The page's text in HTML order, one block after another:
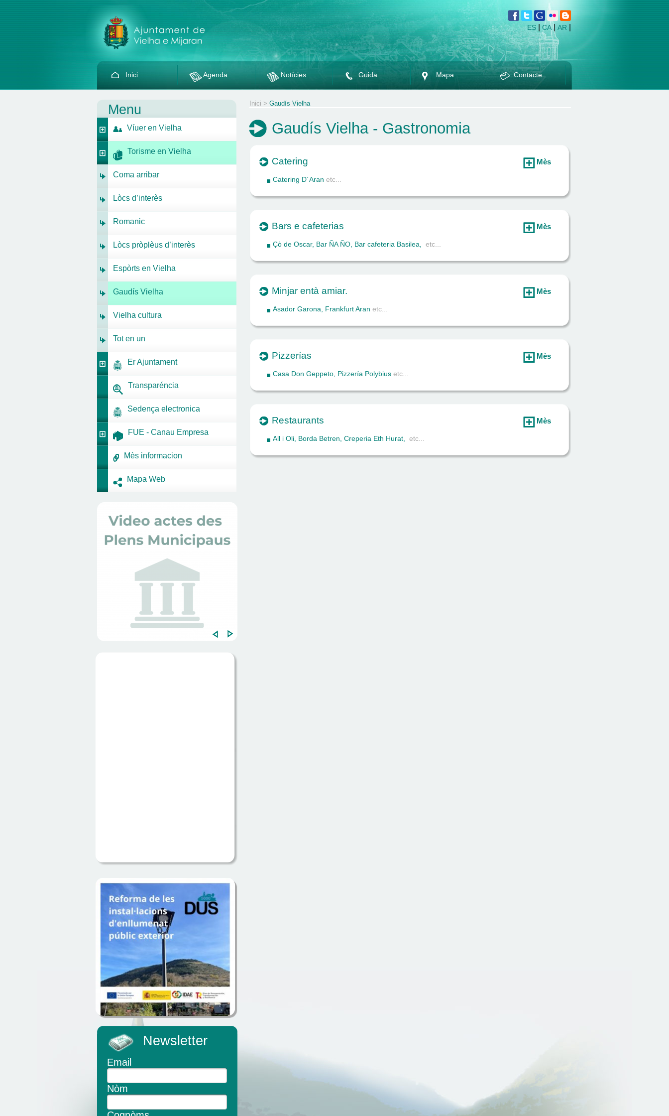
ES CA | AR
Inici Agenda Notícies Guida Mapa Contacte
Menu
Víuer en Vielha
Torisme en Vielha
Coma arribar
Lòcs d’interès
Romanic
Lòcs pròplèus d’interès
Espòrts en Vielha
Gaudís Vielha
Vielha cultura
Tot en un
Er Ajuntament
Transparéncia
Sedença electronica
FUE - Canau Empresa
Mès informacion
Mapa Web
Newsletter
Email
Nòm
Inici > Gaudís Vielha
Gaudís Vielha - Gastronomia
Catering
Catering D´Aran etc...
Mès
Bars e cafeterias
Çò de Oscar, Bar ÑA ÑO Bar cafeteria Basilea etc...
Mès
Minjar entà amiar.
Asador Garona Frankfurt Aran etc...
Mès
Pizzerías
Casa Don Geppeto Pizzería Polybius etc...
Mès
Restaurants
All i Oli Borda Betren Creperia Eth Hurat etc...
Mès